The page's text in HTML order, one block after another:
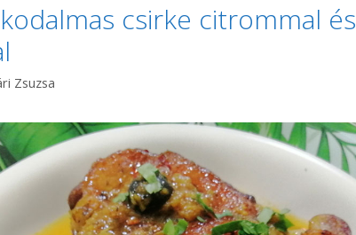
csirke citrommal és
Zsuzsa